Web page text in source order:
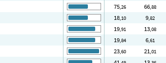
75,26 66,88
18,10 9,82
19,91 13,08
19,84 6,61
23,60 21,01